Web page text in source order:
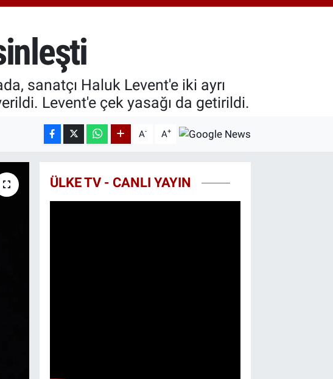
BITCOIN
64.360,53
sanatçı Haluk Levent'e iki ayrı
Levent'e çek yasağı da getirildi.
A- A+
ÜLKE TV - CANLI YAYIN